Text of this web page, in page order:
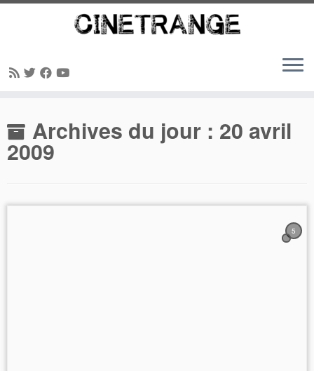
au
contenuArchives du jour : 20 avril
2009
5